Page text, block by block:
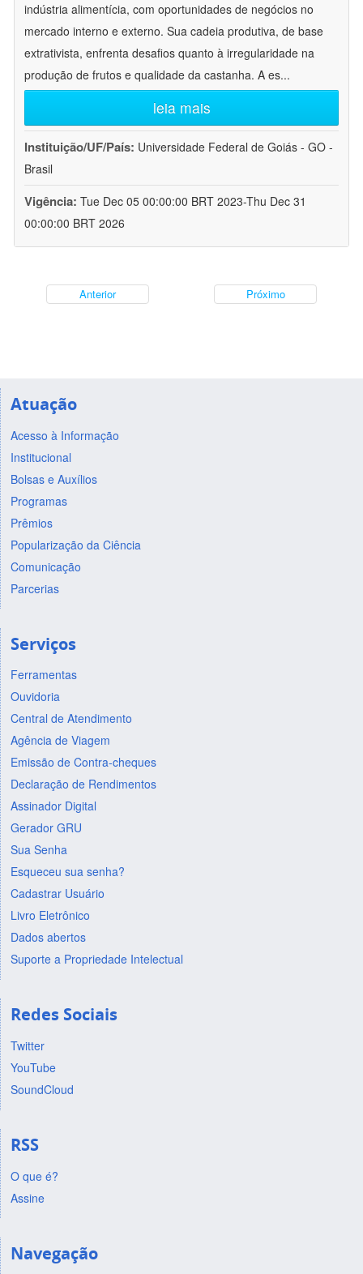
indústria alimentícia, com oportunidades de negócios no
mercado interno e externo. Sua cadeia produtiva, de base
extrativista, enfrenta desafios quanto à irregularidade na
produção de frutos e qualidade da castanha. A es...
leia mais
Instituição/UF/País: Universidade Federal de Goiás - GO -
Brasil
Vigência: Tue Dec 05 00:00:00 BRT 2023-Thu Dec 31
00:00:00 BRT 2026
Anterior Próximo
Atuação
Acesso à Informação
Institucional
Bolsas e Auxílios
Programas
Prêmios
Popularização da Ciência
Comunicação
Parcerias
Serviços
Ferramentas
Ouvidoria
Central de Atendimento
Agência de Viagem
Emissão de Contra-cheques
Declaração de Rendimentos
Assinador Digital
Gerador GRU
Sua Senha
Esqueceu sua senha?
Cadastrar Usuário
Livro Eletrônico
Dados abertos
Suporte a Propriedade Intelectual
Redes Sociais
Twitter
YouTube
SoundCloud
RSS
O que é?
Assine
Navegação